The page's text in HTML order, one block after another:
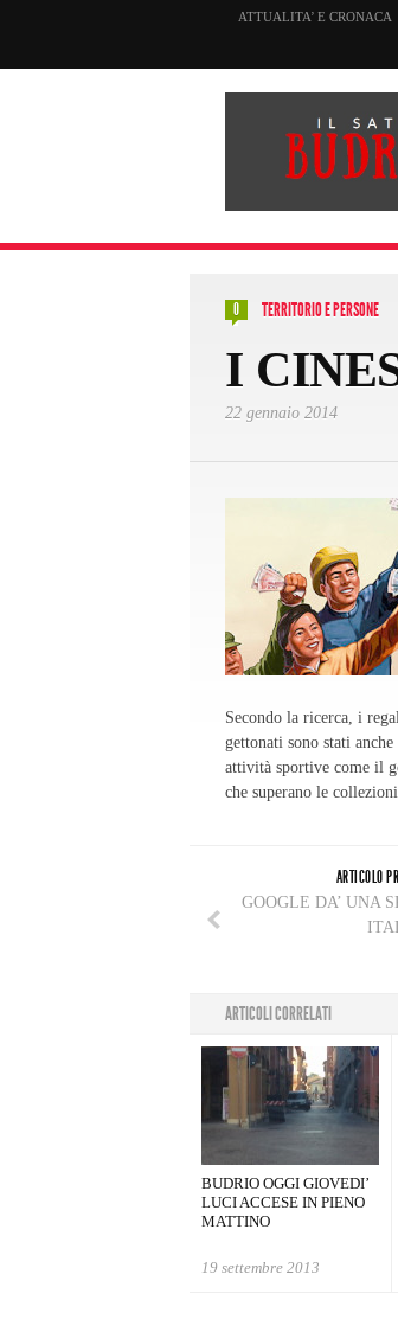
ATTUALITA’ E CRONACA
0 TERRITORIO E PERSONE
I
22 gennaio 2014
Secondo la ricerca, i
gettonati sono stati
attività sportive come il
che superano le
ARTICOLO
GOOGLE DA’ UNA
ARTICOLI CORRELATI
BUDRIO OGGI GIOVEDI’
LUCI ACCESE IN PIENO
MATTINO
19 settembre 2013